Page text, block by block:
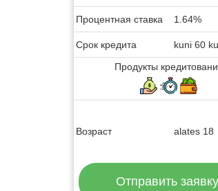
Процентная ставка 1.64%
Срок кредита
kuni 60
Продукты
Возраст alates 18
Отправить